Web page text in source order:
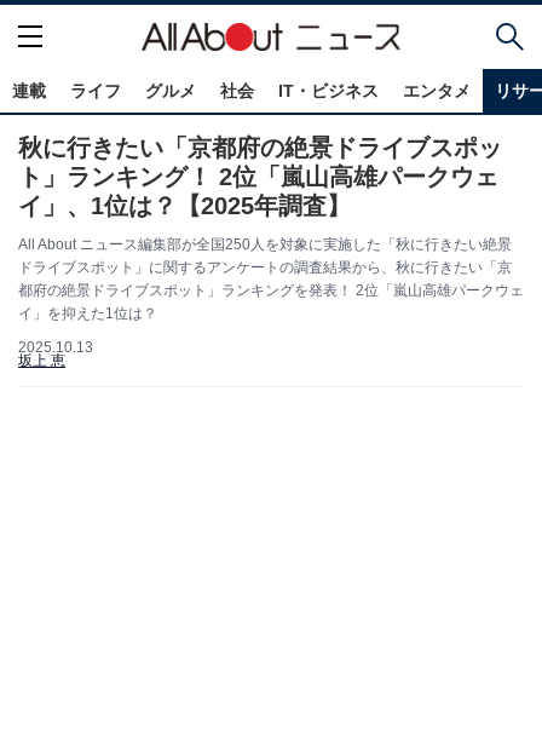
連載 ライフ グルメ 社会 IT・ビジネス エンタメ リサ
秋に行きたい「京都府の絶景ドライブスポッ
ト」ランキング！ 2位「嵐山高雄パークウェ
イ」、1位は？【2025年調査】
All About ニュース編集部が全国250人を対象に実施した「秋に行きたい絶景
ドライブスポット」に関するアンケートの調査結果から、秋に行きたい「京
都府の絶景ドライブスポット」ランキングを発表！ 2位「嵐山高雄パークウェ
イ」を抑えた1位は？
2025.10.13
坂上 恵